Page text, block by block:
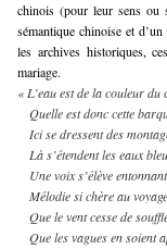
chinois (pour leur sens ou
sémantique chinoise et
les archives historiques,
mariage.
« L’eau est de la couleur du
Quelle est donc cette
Ici se dressent des
Là s’étendent les eaux
Une voix s’élève
Mélodie si chère au
Que le vent cesse de
Que les vagues en soient